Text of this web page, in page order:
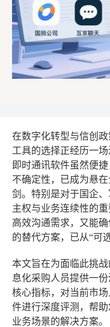
在数字化转型与信创
工具的选择正经历一
即时通讯软件虽然便
不确定性，已成为悬
剑。特别是对于国企
主权与业务连续性的
高效沟通需求，又能
的替代方案，已从“可
本文旨在为面临此挑
息化采购人员提供一
核心指标，对当前市
件进行深度评测，帮
业务场景的解决方案。